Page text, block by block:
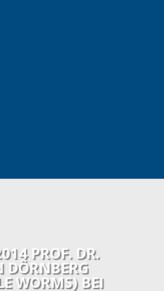
PROF. DR.
DÖRNBERG
WORMS) BEI